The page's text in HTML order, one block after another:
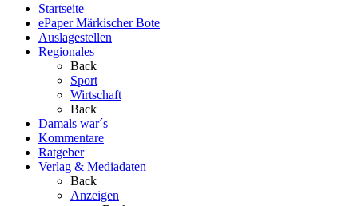
Startseite
ePaper Märkischer Bote
Auslagestellen
Regionales
Back
Sport
Wirtschaft
Back
Damals war´s
Kommentare
Ratgeber
Verlag & Mediadaten
Back
Anzeigen